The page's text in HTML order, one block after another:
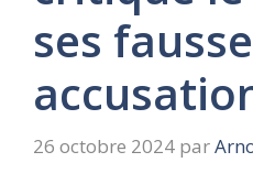
ses
26 octobre 2024 par